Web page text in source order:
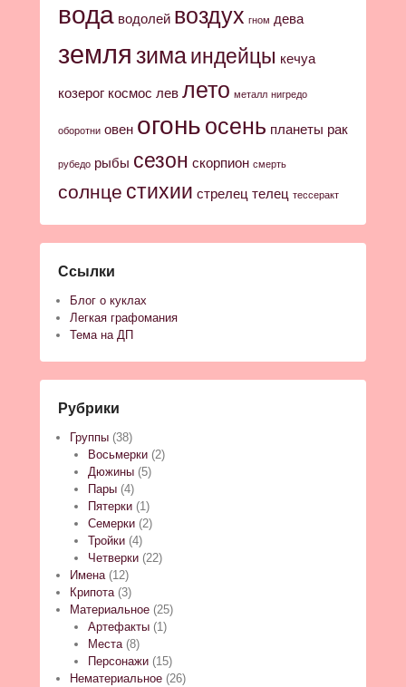
вода водолей воздух гном дева
земля зимаиндейцы кечуа
козерог космос лев лето металл нигредо
оборотни овен огонь осень планеты рак
рубедо рыбы сезон скорпион смерть
солнце стихии стрелец телец тессеракт
Ссылки
Блог о куклах
Легкая графомания
Тема на ДП
Рубрики
Группы (38)
Восьмерки(2)
Дюжины(5)
Пары(4)
Пятерки(1)
Семерки(2)
Тройки(4)
Четверки(22)
Имена(12)
Крипота(3)
Материальное (25)
Артефакты(1)
Места(8)
Персонажи(15)
Нематериальное (26)